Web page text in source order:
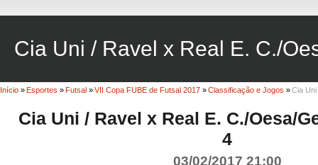
Cia Uni / Ravel x Real E. C./
Início »Esportes »Futsal »VII Copa FUBE de Futsal 2017 »Classificação e Jogos »Cia
Cia Uni / Ravel x Real E. C./Oesa/
4
03/02/2017 21:00